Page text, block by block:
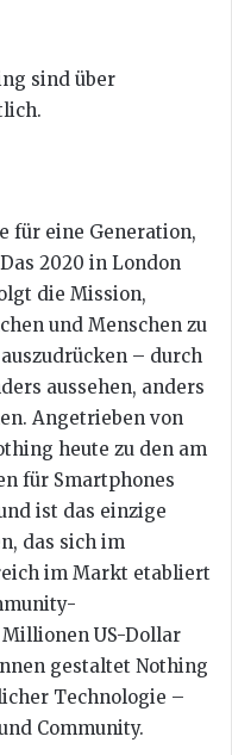
sind über
für eine Generation,
2020 in London
die Mission,
und Menschen zu
– durch
aussehen, anders
Angetrieben von
heute zu den am
für Smartphones
ist das einzige
das sich im
im Markt etabliert
US-Dollar
gestaltet Nothing
Technologie –
Community.